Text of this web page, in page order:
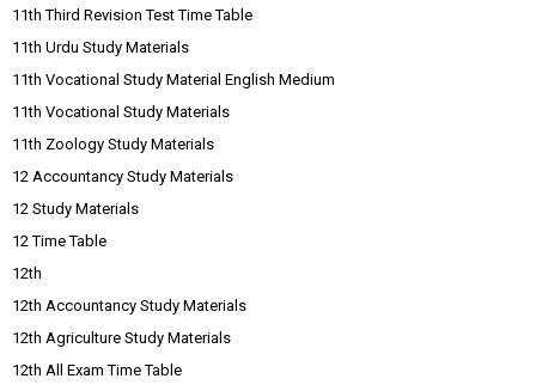
11th Third Revision Test Time Table
11th Urdu Study Materials
11th Vocational Study Material English Medium
11th Vocational Study Materials
11th Zoology Study Materials
12 Accountancy Study Materials
12 Study Materials
12 Time Table
12th
12th Accountancy Study Materials
12th Agriculture Study Materials
12th All Exam Time Table